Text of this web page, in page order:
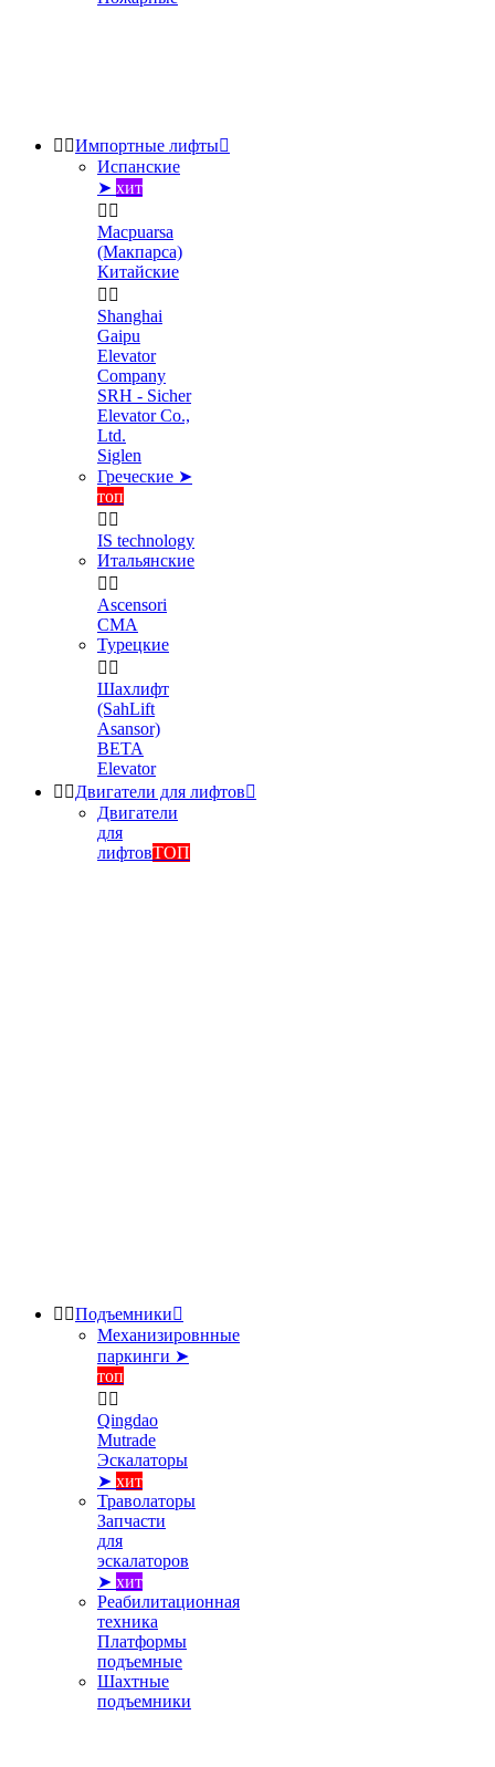
 Импортные лифты
Испанские
➤ хит
 
Macpuarsa
(Макпарса)
Китайские
 
Shanghai
Gaipu
Elevator
Company
SRH - Sicher
Elevator Co.,
Ltd.
Siglen
Греческие ➤
топ
 
IS technology
Итальянские
 
Ascensori
CMA
Турецкие
 
Шахлифт
(SahLift
Asansor)
BETA
Elevator
 Двигатели для лифтов
Двигатели
для
лифтовТОП
 Подъемники
Механизировнные
паркинги ➤
топ
 
Qingdao
Mutrade
Эскалаторы
➤ хит
Траволаторы
Запчасти
для
эскалаторов
➤ хит
Реабилитационная
техника
Платформы
подъемные
Шахтные
подъемники